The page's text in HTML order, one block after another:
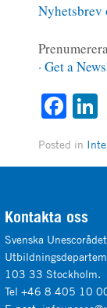
Nyhetsbrev
· Get a
Posted in
Kontakta oss
Svenska Unescorådet
103 33 Stockholm.
Tel +46 8 405 10